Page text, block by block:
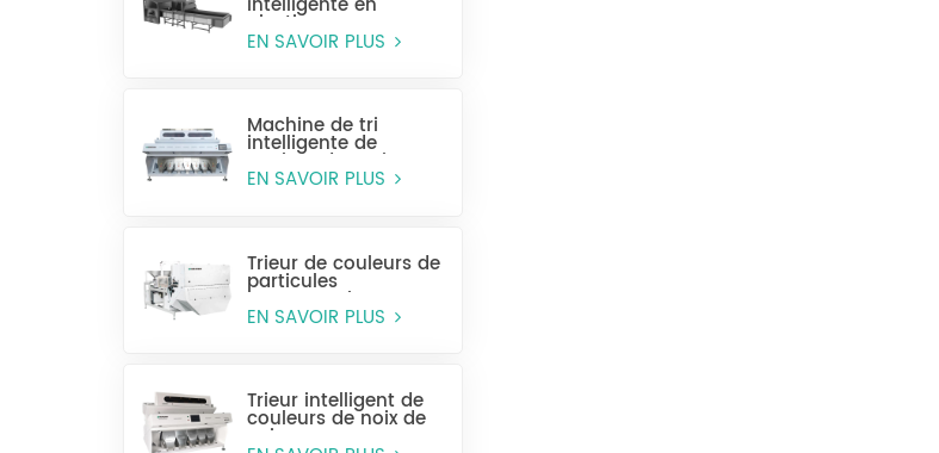
plastique pour
bouteilles entières
EN SAVOIR PLUS
Machine de tri
intelligente de
couleur de grain
CCD MG448
EN SAVOIR PLUS
Trieur de couleurs de
particules
monocouche
(sélection humide)
EN SAVOIR PLUS
Trieur intelligent de
couleurs de noix de
cajou